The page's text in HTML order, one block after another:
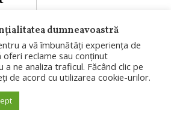
dumneavoastră
a vă îmbunătăți experiența de
reclame sau conținut
ne analiza traficul. Făcând clic pe
de acord cu utilizarea cookie-urilor.